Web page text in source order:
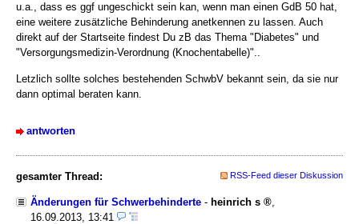
u.a., dass es ggf ungeschickt sein kan, wenn man einen GdB 50 hat,
eine weitere zusätzliche Behinderung anetkennen zu lassen. Auch
direkt auf der Startseite findest Du zB das Thema "Diabetes" und
"Versorgungsmedizin-Verordnung (Knochentabelle)"..
Letzlich sollte solches bestehenden SchwbV bekannt sein, da sie nur
dann optimal beraten kann.
antworten
gesamter Thread: RSS-Feed dieser Diskussion
Änderungen für Schwerbehinderte - heinrich s
16.09.2013, 13:41